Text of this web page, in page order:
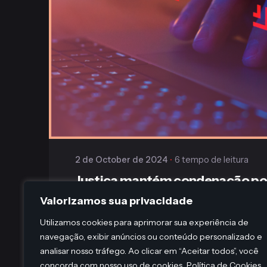
Valorizamos sua privacidade
Utilizamos cookies para aprimorar sua experiência de
navegação, exibir anúncios ou conteúdo personalizado e
analisar nosso tráfego. Ao clicar em “Aceitar todos”, você
Publicado
Gaiofato & Galvão
2 de October de 2024 6 tempo de leitura
Justiça mantém condenação
dados pessoais de paciente
A 1ª Turma Recursal dos Juizados
manteve a...
Jurídico